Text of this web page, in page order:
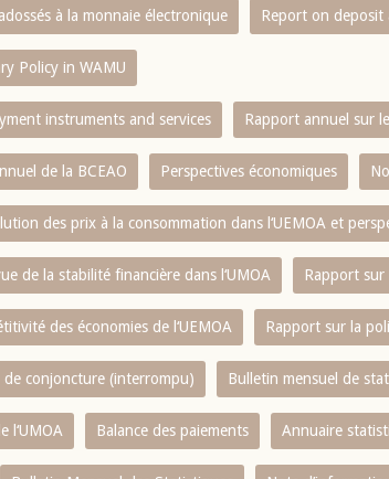
à la monnaie électronique Report on deposit
Policy in WAMU
instruments and services Rapport annuel sur
de la BCEAO Perspectives économiques
des prix à la consommation dans l‘UEMOA et
de la stabilité financière dans l‘UMOA Rapport sur
des économies de l‘UEMOA Rapport sur la
de conjoncture (interrompu) Bulletin mensuel de
l‘UMOA Balance des paiements Annuaire